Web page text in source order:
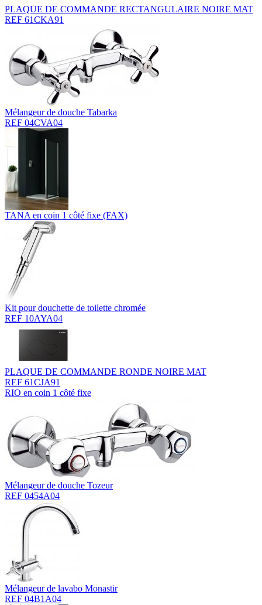
PLAQUE DE COMMANDE RECTANGULAIRE NOIRE MAT
REF 61CKA91
Mélangeur de douche Tabarka
REF 04CVA04
TANA en coin 1 côté fixe (FAX)
Kit pour douchette de toilette chromée
REF 10AYA04
PLAQUE DE COMMANDE RONDE NOIRE MAT
REF 61CJA91
RIO en coin 1 côté fixe
Mélangeur de douche Tozeur
REF 0454A04
Mélangeur de lavabo Monastir
REF 04B1A04